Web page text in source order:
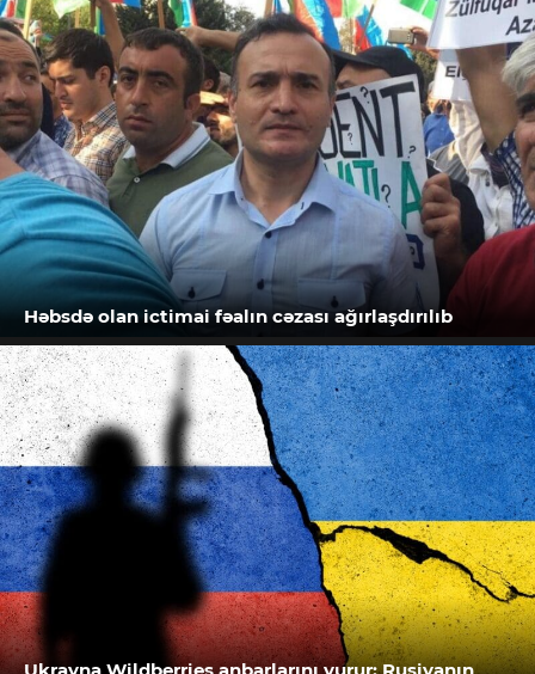
Həbsdə olan ictimai fəalın cəzası ağırlaşdırılıb